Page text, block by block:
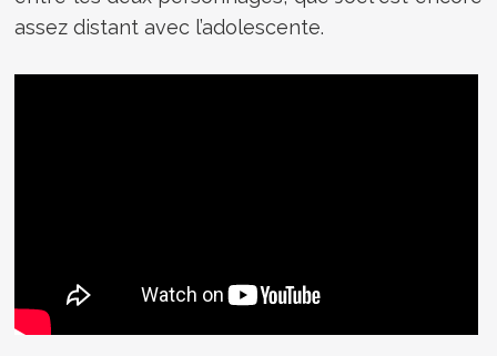
assez distant avec l’adolescente.